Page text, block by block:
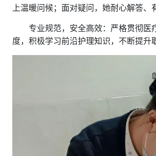
上温暖问候；面对疑问，她耐心解答、
专业规范，安全高效：严格贯彻医
度，积极学习前沿护理知识，不断提升